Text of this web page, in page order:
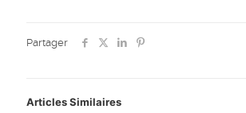
Partager
Articles Similaires